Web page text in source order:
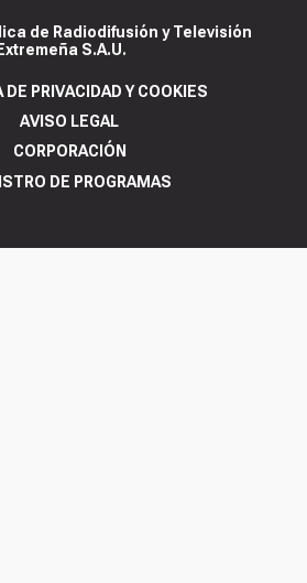
de Radiodifusión y Televisión
Extremeña S.A.U.
DE PRIVACIDAD Y COOKIES
AVISO LEGAL
CORPORACIÓN
DE PROGRAMAS